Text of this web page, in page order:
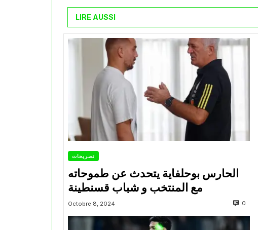
LIRE AUSSI
تصريحات
الحارس بوحلفاية يتحدث عن طموحاته
مع المنتخب و شباب قسنطينة
Octobre 8, 2024 0